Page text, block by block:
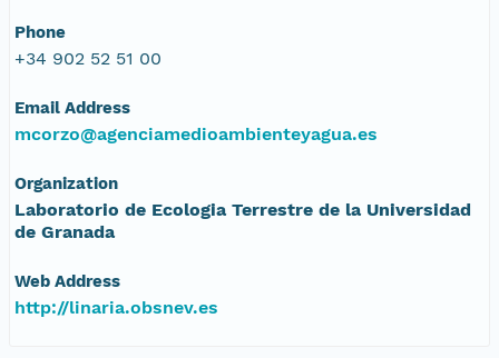
Phone
+34 902 52 51 00
Email Address
mcorzo@agenciamedioambienteyagua.es
Organization
Laboratorio de Ecologia Terrestre de la Universidad
de Granada
Web Address
http://linaria.obsnev.es